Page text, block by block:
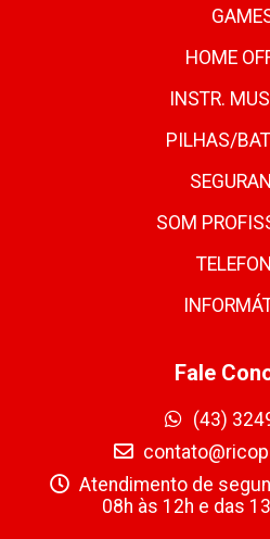
HOME
INSTR.
PILHAS/
SOM
Fale
(43)
Atendimento de
08h às 12h e das